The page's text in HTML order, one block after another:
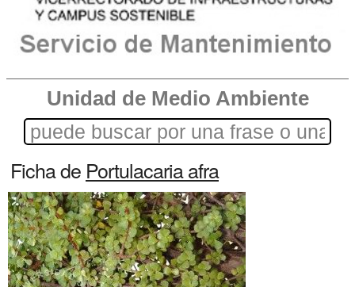
Unidad de Medio Ambiente
Ficha de Portulacaria afra